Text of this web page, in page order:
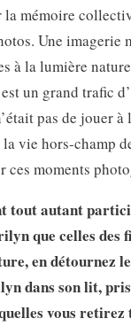
mémoire
Une imagerie
à la lumière
est un grand trafic
pas de jouer à
vie hors-champ
ces moments
tout autant
que celles des
en détournez
dans son lit,
vous